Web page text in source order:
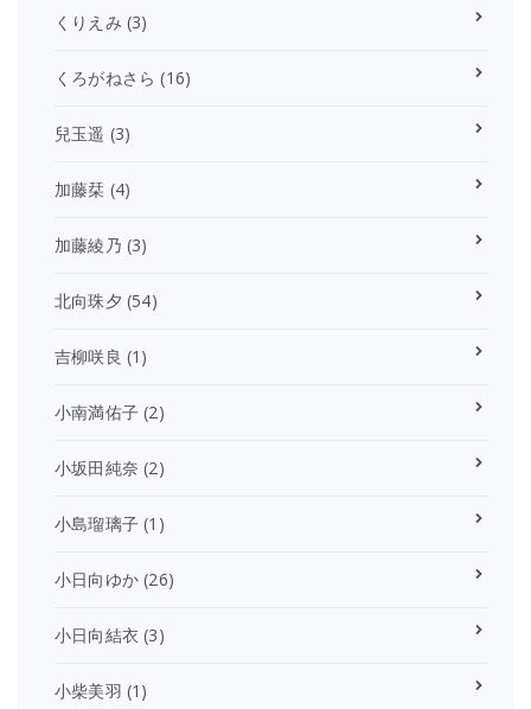
くりえみ (3)
くろがねさら (16)
兒玉遥 (3)
加藤栞 (4)
加藤綾乃 (3)
北向珠夕 (54)
吉柳咲良 (1)
小南満佑子 (2)
小坂田純奈 (2)
小島瑠璃子 (1)
小日向ゆか (26)
小日向結衣 (3)
小柴美羽 (1)